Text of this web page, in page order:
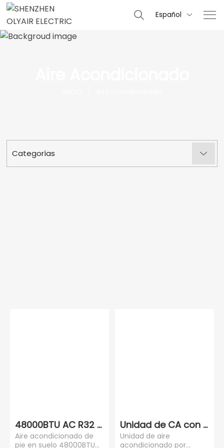
Español 
Categorías
48000BTU AC R32 del piso del inversor de CC
Aire acondicionado de
pie en suelo 48000BTU
Unidad de CA con
Unidad de aire
acondicionado por